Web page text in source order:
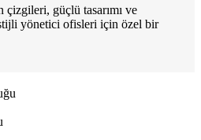
güçlü tasarımı ve
yönetici ofisleri için özel bir